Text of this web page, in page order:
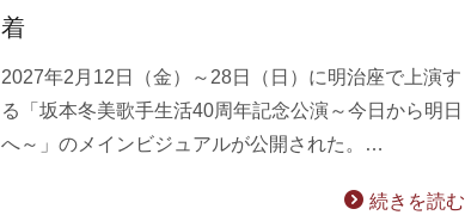
着
2027年2月12日（金）～28日（日）に明治座で上演す
る「坂本冬美歌手生活40周年記念公演～今日から明日
へ～」のメインビジュアルが公開された。…
続きを読む